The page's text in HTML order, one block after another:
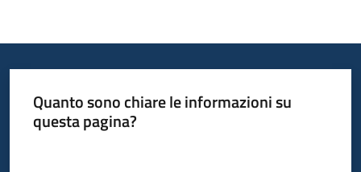
Quanto sono chiare le informazioni su
questa pagina?